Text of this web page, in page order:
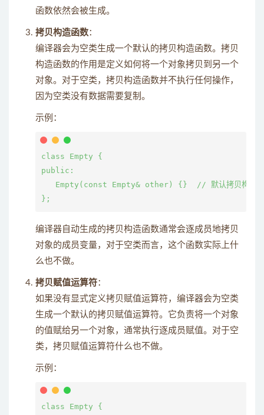
函数依然会被生成。
拷贝构造函数：
编译器会为空类生成一个默认的拷贝构造函数。拷贝
构造函数的作用是定义如何将一个对象拷贝到另一个
对象。对于空类，拷贝构造函数并不执行任何操作，
因为空类没有数据需要复制。
示例：
class Empty {
public:
Empty(const Empty& other) {}  // 默认拷贝构造
编译器自动生成的拷贝构造函数通常会逐成员地拷贝
对象的成员变量，对于空类而言，这个函数实际上什
么也不做。
拷贝赋值运算符：
如果没有显式定义拷贝赋值运算符，编译器会为空类
生成一个默认的拷贝赋值运算符。它负责将一个对象
的值赋给另一个对象，通常执行逐成员赋值。对于空
类，拷贝赋值运算符什么也不做。
示例：
class Empty {